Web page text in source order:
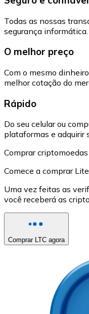
Todas as nossas
segurança informática.
O melhor preço
Com o mesmo
melhor cotação do
Rápido
Do seu celular ou
plataformas e adquirir
Comprar criptomoedas
Comece a comprar
Uma vez feitas as
você receberá as
Comprar LTC agora